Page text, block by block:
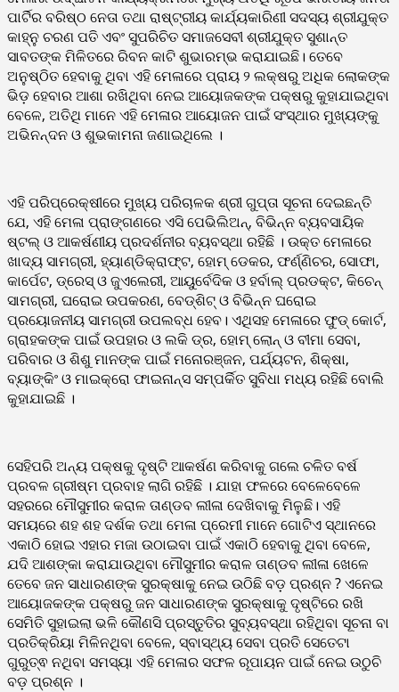
ପାର୍ଟିର ବରିଷ୍ଠ ନେତା ତଥା ରାଷ୍ଟ୍ରୀୟ କାର୍ଯ୍ୟକାରିଣୀ ସଦସ୍ୟ ଶ୍ରୀଯୁକ୍ତ
କାହ୍ନୁ ଚରଣ ପତି ଏବଂ ସୁପରିଚିତ ସମାଜସେବୀ ଶ୍ରୀଯୁକ୍ତ ସୁଶାନ୍ତ
ସାବତଙ୍କ ମିଳିତରେ ରିବନ କାଟି ଶୁଭାରମ୍ଭ କରାଯାଇଛି। ତେବେ
ଅନୁଷ୍ଠିତ ହେବାକୁ ଥିବା ଏହି ମେଳାରେ ପ୍ରାୟ ୨ ଲକ୍ଷରୁ ଅଧିକ ଲୋକଙ୍କ
ଭିଡ଼ ହେବାର ଆଶା ରଖିଥିବା ନେଇ ଆୟୋଜକଙ୍କ ପକ୍ଷରୁ କୁହାଯାଇଥିବା
ବେଳେ, ଅତିଥି ମାନେ ଏହି ମେଳାର ଆୟୋଜନ ପାଇଁ ସଂସ୍ଥାର ମୁଖ୍ୟଙ୍କୁ
ଅଭିନନ୍ଦନ ଓ ଶୁଭକାମନା ଜଣାଇଥିଲେ ।
ଏହି ପରିପ୍ରେକ୍ଷୀରେ ମୁଖ୍ୟ ପରିଚାଳକ ଶ୍ରୀ ଗୁପ୍ତା ସୂଚନା ଦେଇଛନ୍ତି
ଯେ, ଏହି ମେଳା ପ୍ରାଙ୍ଗଣରେ ଏସି ପେଭିଲିଅନ୍, ବିଭିନ୍ନ ବ୍ୟବସାୟିକ
ଷ୍ଟଲ୍ ଓ ଆକର୍ଷଣୀୟ ପ୍ରଦର୍ଶନୀର ବ୍ୟବସ୍ଥା ରହିଛି । ଉକ୍ତ ମେଳାରେ
ଖାଦ୍ୟ ସାମଗ୍ରୀ, ହ୍ୟାଣ୍ଡିକ୍ରାଫ୍ଟ, ହୋମ୍ ଡେକର, ଫର୍ଣ୍ଣିଚର, ସୋଫା,
କାର୍ପେଟ, ଡ୍ରେସ୍ ଓ ଜୁଏଲେରୀ, ଆୟୁର୍ବେଦିକ ଓ ହର୍ବାଲ୍ ପ୍ରଡକ୍ଟ, କିଚେନ୍
ସାମଗ୍ରୀ, ଘରୋଇ ଉପକରଣ, ବେଡ୍‌ଶିଟ୍ ଓ ବିଭିନ୍ନ ଘରୋଇ
ପ୍ରୟୋଜନୀୟ ସାମଗ୍ରୀ ଉପଲବ୍ଧ ହେବ। ଏଥିସହ ମେଳାରେ ଫୁଡ୍ କୋର୍ଟ,
ଗ୍ରାହକଙ୍କ ପାଇଁ ଉପହାର ଓ ଲକି ଡ୍ର, ହୋମ୍ ଲୋନ୍ ଓ ବୀମା ସେବା,
ପରିବାର ଓ ଶିଶୁ ମାନଙ୍କ ପାଇଁ ମନୋରଞ୍ଜନ, ପର୍ଯ୍ୟଟନ, ଶିକ୍ଷା,
ବ୍ୟାଙ୍କିଂ ଓ ମାଇକ୍ରୋ ଫାଇନାନ୍ସ ସମ୍ପର୍କିତ ସୁବିଧା ମଧ୍ୟ ରହିଛି ବୋଲି
କୁହାଯାଇଛି ।
ସେହିପରି ଅନ୍ୟ ପକ୍ଷକୁ ଦୃଷ୍ଟି ଆକର୍ଷଣ କରିବାକୁ ଗଲେ ଚଳିତ ବର୍ଷ
ପ୍ରବଳ ଗ୍ରୀଷ୍ମ ପ୍ରବାହ ଲାଗି ରହିଛି । ଯାହା ଫଳରେ ବେଳେବେଳେ
ସହରରେ ମୌସୁମୀର କରାଳ ତାଣ୍ଡବ ଲୀଳା ଦେଖିବାକୁ ମିଳୁଛି। ଏହି
ସମୟରେ ଶହ ଶହ ଦର୍ଶକ ତଥା ମେଳା ପ୍ରେମୀ ମାନେ ଗୋଟିଏ ସ୍ଥାନରେ
ଏକାଠି ହୋଇ ଏହାର ମଜା ଉଠାଇବା ପାଇଁ ଏକାଠି ହେବାକୁ ଥିବା ବେଳେ,
ଯଦି ଆଶଙ୍କା କରାଯାଉଥିବା ମୌସୁମୀର କରାଳ ତାଣ୍ଡବ ଲୀଳା ଖେଳେ
ତେବେ ଜନ ସାଧାରଣଙ୍କ ସୁରକ୍ଷାକୁ ନେଇ ଉଠିଛି ବଡ଼ ପ୍ରଶ୍ନ ? ଏନେଇ
ଆୟୋଜକଙ୍କ ପକ୍ଷରୁ ଜନ ସାଧାରଣଙ୍କ ସୁରକ୍ଷାକୁ ଦୃଷ୍ଟିରେ ରଖି
ସେମିତି ସୁହାଇଲା ଭଳି କୌଣସି ପ୍ରସ୍ତୁତିର ସୁବ୍ୟବସ୍ଥା ରହିଥିବା ସୂଚନା ବା
ପ୍ରତିକ୍ରିୟା ମିଳିନଥିବା ବେଳେ, ସ୍ବାସ୍ଥ୍ୟ ସେବା ପ୍ରତି ସେତେଟା
ଗୁରୁତ୍ଵ ନଥିବା ସମସ୍ୟା ଏହି ମେଳାର ସଫଳ ରୂପାୟନ ପାଇଁ ନେଇ ଉଠୁଚି
ବଡ଼ ପ୍ରଶ୍ନ ।